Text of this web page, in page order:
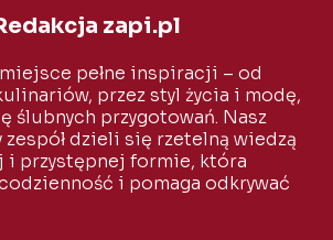
zapi.pl
miejsce pełne inspiracji – od
przez styl życia i modę,
ślubnych przygotowań. Nasz
dzieli się rzetelną wiedzą
i przystępnej formie, która
i pomaga odkrywać